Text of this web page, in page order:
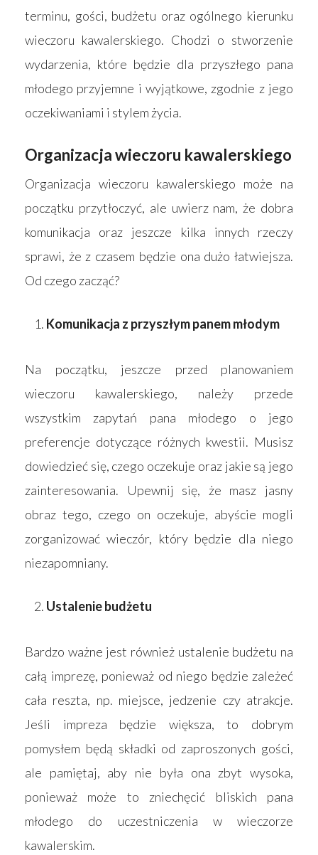
terminu, gości, budżetu oraz ogólnego kierunku
wieczoru kawalerskiego. Chodzi o stworzenie
wydarzenia, które będzie dla przyszłego pana
młodego przyjemne i wyjątkowe, zgodnie z jego
oczekiwaniami i stylem życia.
Organizacja wieczoru kawalerskiego
Organizacja wieczoru kawalerskiego może na
początku przytłoczyć, ale uwierz nam, że dobra
komunikacja oraz jeszcze kilka innych rzeczy
sprawi, że z czasem będzie ona dużo łatwiejsza.
Od czego zacząć?
Komunikacja z przyszłym panem młodym
Na początku, jeszcze przed planowaniem
wieczoru kawalerskiego, należy przede
wszystkim zapytań pana młodego o jego
preferencje dotyczące różnych kwestii. Musisz
dowiedzieć się, czego oczekuje oraz jakie są jego
zainteresowania. Upewnij się, że masz jasny
obraz tego, czego on oczekuje, abyście mogli
zorganizować wieczór, który będzie dla niego
niezapomniany.
Ustalenie budżetu
Bardzo ważne jest również ustalenie budżetu na
całą imprezę, ponieważ od niego będzie zależeć
cała reszta, np. miejsce, jedzenie czy atrakcje.
Jeśli impreza będzie większa, to dobrym
pomysłem będą składki od zaproszonych gości,
ale pamiętaj, aby nie była ona zbyt wysoka,
ponieważ może to zniechęcić bliskich pana
młodego do uczestniczenia w wieczorze
kawalerskim.
Produkty
Materace
Akcesoria
Wyszukiwarka
Blog
Kontakt